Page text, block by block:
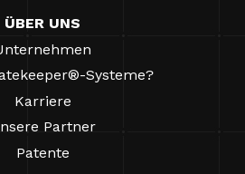
ÜBER UNS
Systeme?
Karriere
Partner
Patente